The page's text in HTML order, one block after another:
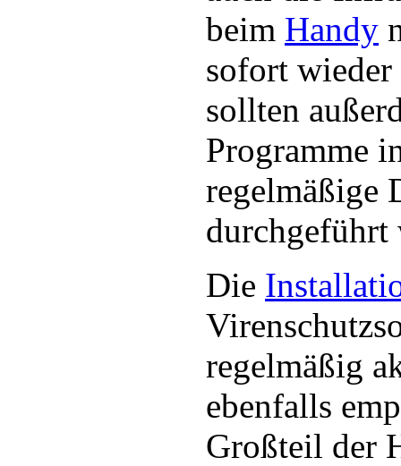
beim Handy
sofort
sollten
Programme
regelmäßige
durchgeführt
Die
regelmäßig
ebenfalls
Großteil der